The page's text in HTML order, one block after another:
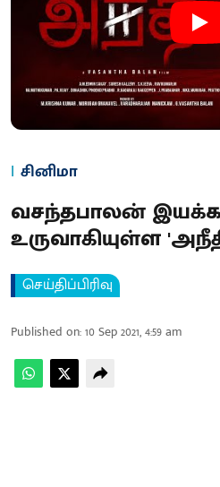
சினிமா
வசந்தபாலன்
உருவாகியுள்ள
செய்திப்பிரிவு
Published on:10 Sep 2021, 4:59 am